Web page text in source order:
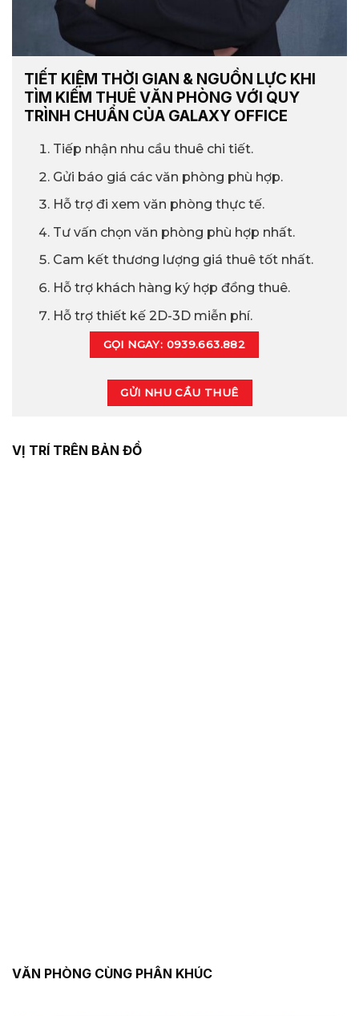
TIẾT KIỆM THỜI GIAN & NGUỒN LỰC KHI
TÌM KIẾM THUÊ VĂN PHÒNG VỚI QUY
TRÌNH CHUẨN CỦA GALAXY OFFICE
Tiếp nhận nhu cầu thuê chi tiết.
Gửi báo giá các văn phòng phù hợp.
Hỗ trợ đi xem văn phòng thực tế.
Tư vấn chọn văn phòng phù hợp nhất.
Cam kết thương lượng giá thuê tốt nhất.
Hỗ trợ khách hàng ký hợp đồng thuê.
Hỗ trợ thiết kế 2D-3D miễn phí.
GỌI NGAY: 0939.663.882
GỬI NHU CẦU THUÊ
VỊ TRÍ TRÊN BẢN ĐỒ
VĂN PHÒNG CÙNG PHÂN KHÚC